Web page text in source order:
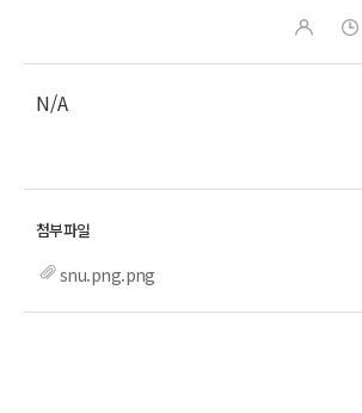
N/A
snu.png.png